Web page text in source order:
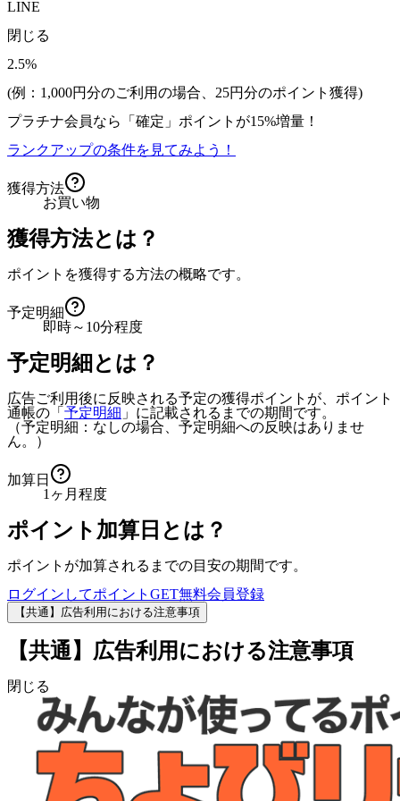
LINE
閉じる
2.5%
(例：1,000円分のご利用の場合、 25円分のポイント獲得)
プラチナ会員なら
「確定」 ポイントが15%増量！
ランクアップの条件を見てみよう！
獲得方法
お買い物
獲得方法とは？
ポイントを獲得する方法の概略です。
予定明細
即時～10分程度
予定明細とは？
広告ご利用後に反映される予定の獲得ポイントが、ポイント
通帳の「 予定明細 」に記載されるまでの期間です。
（予定明細：なしの場合、予定明細への反映はありませ
ん。）
加算日
1ヶ月程度
ポイント加算日とは？
ポイントが加算されるまでの目安の期間です。
ログインしてポイントGET無料会員登録
【共通】広告利用における注意事項
【共通】広告利用における注意事項
閉じる